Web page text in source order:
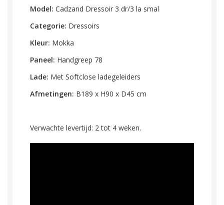
Model: Cadzand Dressoir 3 dr/3 la smal
Categorie: Dressoirs
Kleur: Mokka
Paneel: Handgreep 78
Lade: Met Softclose ladegeleiders
Afmetingen: B189 x H90 x D45 cm
Verwachte levertijd: 2 tot 4 weken.